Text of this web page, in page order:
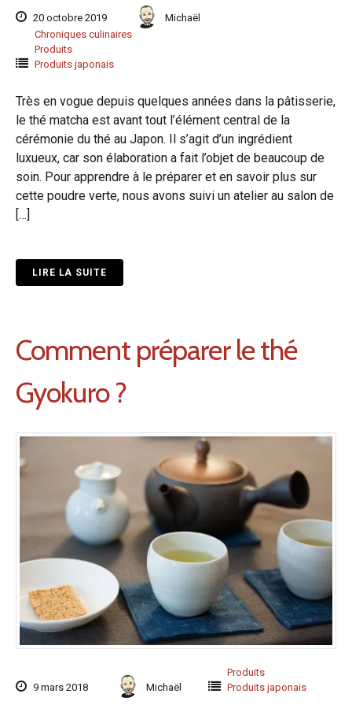
20 octobre 2019
Michaël
Chroniques culinaires
Produits
Produits japonais
Très en vogue depuis quelques années dans la pâtisserie,
le thé matcha est avant tout l’élément central de la
cérémonie du thé au Japon. Il s’agit d’un ingrédient
luxueux, car son élaboration a fait l’objet de beaucoup de
soin. Pour apprendre à le préparer et en savoir plus sur
cette poudre verte, nous avons suivi un atelier au salon de
[…]
LIRE LA SUITE
Comment préparer le thé
Gyokuro ?
9 mars 2018 Michaël
Produits
Produits japonais